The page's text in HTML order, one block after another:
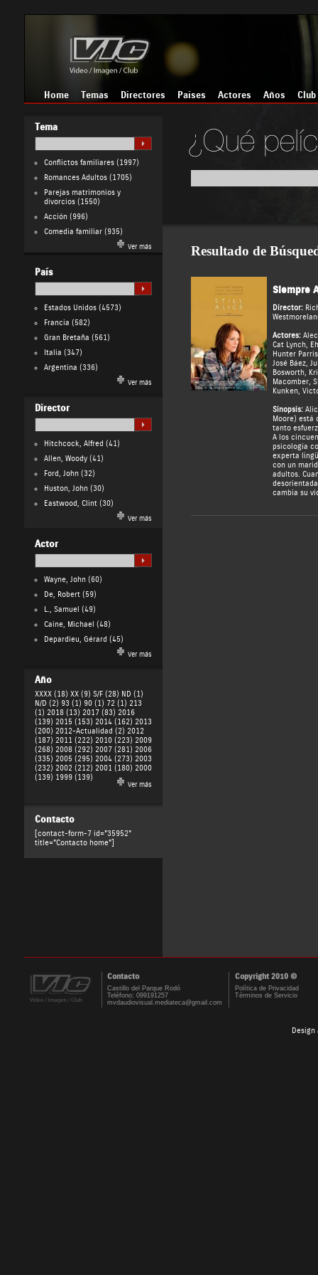
Home Temas Directores Países Actores Años Club
Tema
Conflictos familiares(1997)
Romances Adultos(1705)
Parejas matrimonios y
divorcios(1550)
Acción(996)
Comedia familiar(935)
Ver más
País
Estados Unidos(4573)
Francia (582)
Gran Bretaña (561)
Italia (347)
Argentina (336)
Ver más
Director
Hitchcock, Alfred (41)
Allen, Woody(41)
Ford, John(32)
Huston, John(30)
Eastwood, Clint(30)
Ver más
Actor
Wayne, John(60)
De, Robert(59)
L., Samuel (49)
Caine, Michael (48)
Depardieu, Gérard (45)
Ver más
Año
XXXX (18) XX (9) S/F (28) ND (1)
N/D (2) 93 (1) 90 (1) 72 (1) 213
(1) 2018 (13) 2017 (83) 2016
(139) 2015 (153) 2014 (162) 2013
(200) 2012-Actualidad (2) 2012
(187) 2011 (222) 2010 (223) 2009
(268) 2008 (292) 2007 (281) 2006
(335) 2005 (295) 2004 (273) 2003
(232) 2002 (212) 2001 (180) 2000
(139) 1999 (139)
Ver más
Contacto
[contact-form-7 id="35952"
title="Contacto home"]
Resultado de
Siempre
Director:
Actores:
Cat Lynch,
Hunter
José Báez,
Bosworth,
Macomber,
Kunken,
Sinopsis:
Moore) está
tanto
A los
psicología
experta
con un
adultos.
cambia su
Contacto Copyright 2010 ©
Castillo del Parque Rodó
Teléfono: 099191257
mvdaudiovisual.mediateca@gmail.com
Política de Privacidad
Términos de Servicio